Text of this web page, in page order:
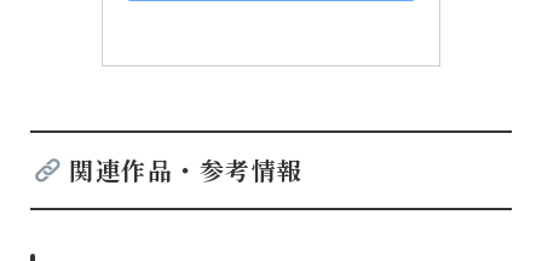
関連作品・参考情報